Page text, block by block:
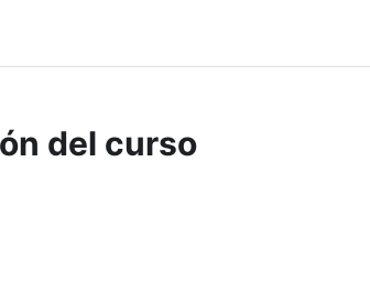
del curso